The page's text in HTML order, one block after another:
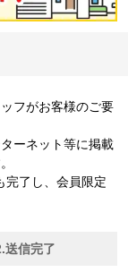
フがお客様のご要
ーネット等に掲載
了し、会員限定
送信完了